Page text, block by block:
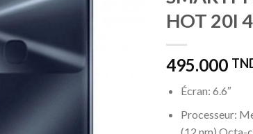
HOT 20I
495.000
Écran: 6.6″
Processeur: